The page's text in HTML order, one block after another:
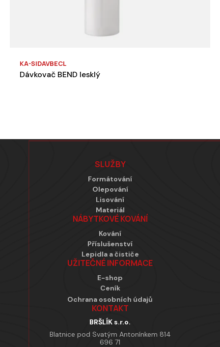
KA-SIDAVBECL
Dávkovač BEND lesklý
Zápatí
SLUŽBY
Formátování
Olepování
Lisování
Materiál
NÁBYTKOVÉ KOVÁNÍ
Kování
Příslušenství
Lepidla a čističe
UŽITEČNÉ INFORMACE
E-shop
Ceník
Ochrana osobních údajů
KONTAKT
BRŠLÍK s.r.o.
Blatnice pod Svatým Antonínkem 814
696 71